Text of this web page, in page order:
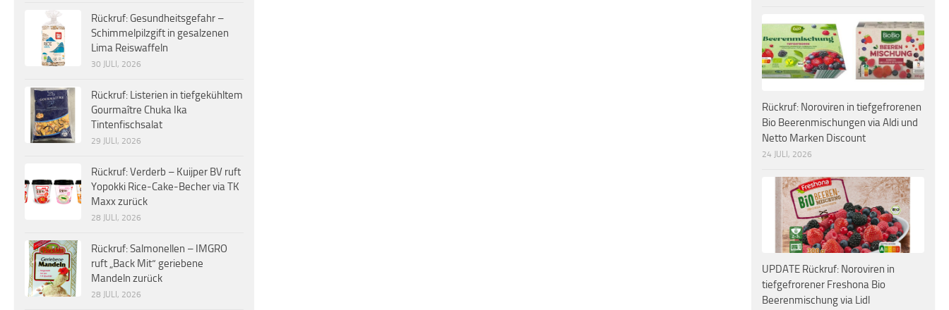
Rückruf: Gesundheitsgefahr –
Schimmelpilzgift in gesalzenen
Lima Reiswaffeln
30 JULI, 2026
Rückruf: Listerien in tiefgekühltem
Gourmaître Chuka Ika
Tintenfischsalat
29 JULI, 2026
Rückruf: Verderb – Kuijper BV ruft
Yopokki Rice-Cake-Becher via TK
Maxx zurück
28 JULI, 2026
Rückruf: Salmonellen – IMGRO
ruft „Back Mit“ geriebene
Mandeln zurück
28 JULI, 2026
Rückruf: Noroviren in tiefgefrorenen
Bio Beerenmischungen via Aldi und
Netto Marken Discount
24 JULI, 2026
UPDATE Rückruf: Noroviren in
tiefgefrorener Freshona Bio
Beerenmischung via Lidl